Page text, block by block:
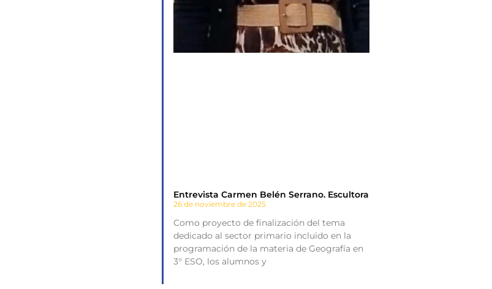
Entrevista Carmen Belén Serrano. Escultora
26 de noviembre de 2025
Como proyecto de finalización del tema
dedicado al sector primario incluido en la
programación de la materia de Geografía en
3° ESO, los alumnos y